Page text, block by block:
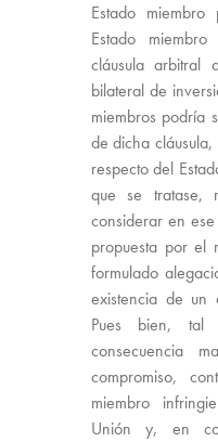
Estado
Estado
cláusula arbitral
bilateral de
miembros podría
de dicha
respecto del
que se tratase,
considerar en
propuesta por el
formulado
existencia de un
Pues bien, tal
consecuencia
compromiso,
miembro
Unión y, en